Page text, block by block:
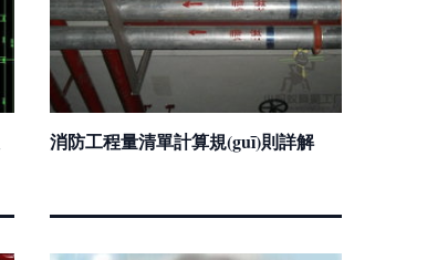
消防工程量清單計算規(guī)則詳解